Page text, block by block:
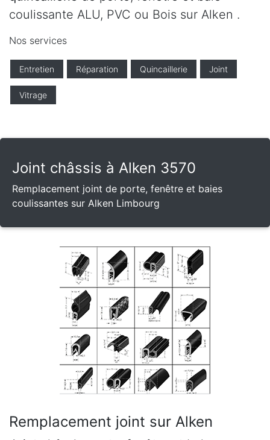
coulissante ALU, PVC ou Bois sur Alken .
Nos services
Entretien Réparation Quincaillerie Joint
Vitrage
Joint châssis à Alken 3570
Remplacement joint de porte, fenêtre et baies
coulissantes sur Alken Limbourg
Remplacement joint sur Alken